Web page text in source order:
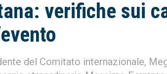
verifiche sui
del Comitato internazionale,